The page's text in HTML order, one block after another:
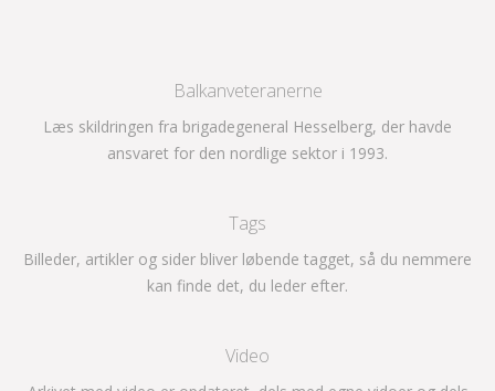
Balkanveteranerne
Læs skildringen fra brigadegeneral Hesselberg, der havde
ansvaret for den nordlige sektor i 1993.
Tags
Billeder, artikler og sider bliver løbende tagget, så du nemmere
kan finde det, du leder efter.
Video